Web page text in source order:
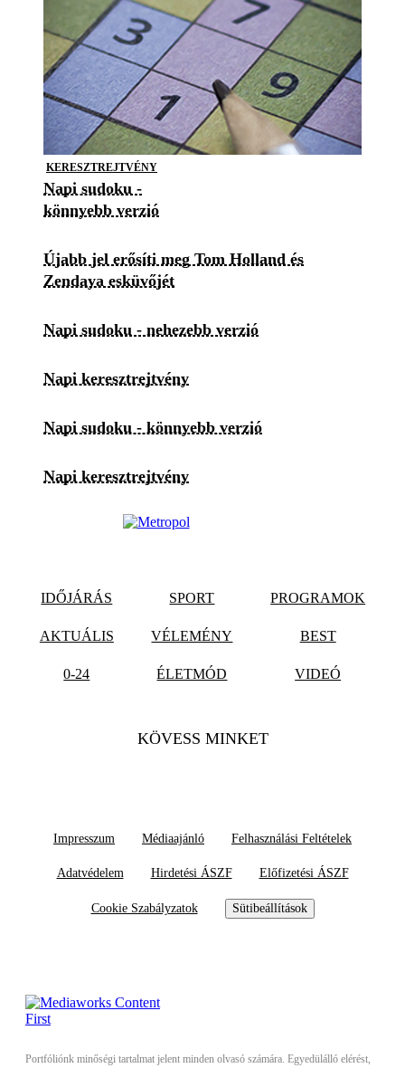
KERESZTREJTVÉNY
Napi sudoku -
könnyebb verzió
Újabb jel erősíti meg Tom Holland és
Zendaya esküvőjét
Napi sudoku - nehezebb verzió
Napi keresztrejtvény
Napi sudoku - könnyebb verzió
Napi keresztrejtvény
IDŐJÁRÁS SPORT PROGRAMOK
AKTUÁLIS VÉLEMÉNY BEST
0-24 ÉLETMÓD VIDEÓ
KÖVESS MINKET
Impresszum Médiaajánló Felhasználási Feltételek
Adatvédelem Hirdetési ÁSZF Előfizetési ÁSZF
Cookie Szabályzatok Sütibeállítások
Portfóliónk minőségi tartalmat jelent minden olvasó számára. Egyedülálló elérést,